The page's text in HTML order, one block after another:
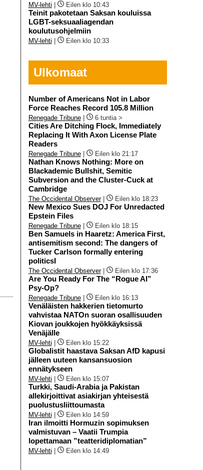
MV-lehti Eilen klo 10:43
Teinit pakotetaan Saksan kouluissa
LGBT-seksuaaliagendan
koulutusohjelmiin
MV-lehti Eilen klo 10:33
Ulkomaat
Number of Americans Not in Labor
Force Reaches Record 105.8 Million
Renegade Tribune| 6 tuntia >
Cities Are Ditching Flock, Immediately
Replacing It With Axon License Plate
Readers
Renegade Tribune| Eilen klo 21:17
Nathan Knows Nothing: More on
Blackademic Bullshit, Semitic
Subversion and the Cluster-Cuck at
Cambridge
The Occidental Observer| Eilen klo 18:23
New Mexico Sues DOJ For Unredacted
Epstein Files
Renegade Tribune| Eilen klo 18:15
Ben Samuels in Haaretz: America First,
antisemitism second: The dangers of
Tucker Carlson formally entering
politicsI
The Occidental Observer| Eilen klo 17:36
Are You Ready For The “Rogue AI”
Psy-Op?
Renegade Tribune| Eilen klo 16:13
Venäläisten hakkerien tietomurto
vahvistaa NATOn suoran osallisuuden
Kiovan joukkojen hyökkäyksissä
Venäjälle
MV-lehti Eilen klo 15:22
Globalistit haastava Saksan AfD kapusi
jälleen uuteen kansansuosion
ennätykseen
MV-lehti Eilen klo 15:07
Turkki, Saudi-Arabia ja Pakistan
allekirjoittivat asiakirjan yhteisestä
puolustusliittoumasta
MV-lehti Eilen klo 14:59
Iran ilmoitti Hormuzin sopimuksen
valmistuvan – Vaatii Trumpia
lopettamaan ”teatteridiplomatian”
MV-lehti Eilen klo 14:49